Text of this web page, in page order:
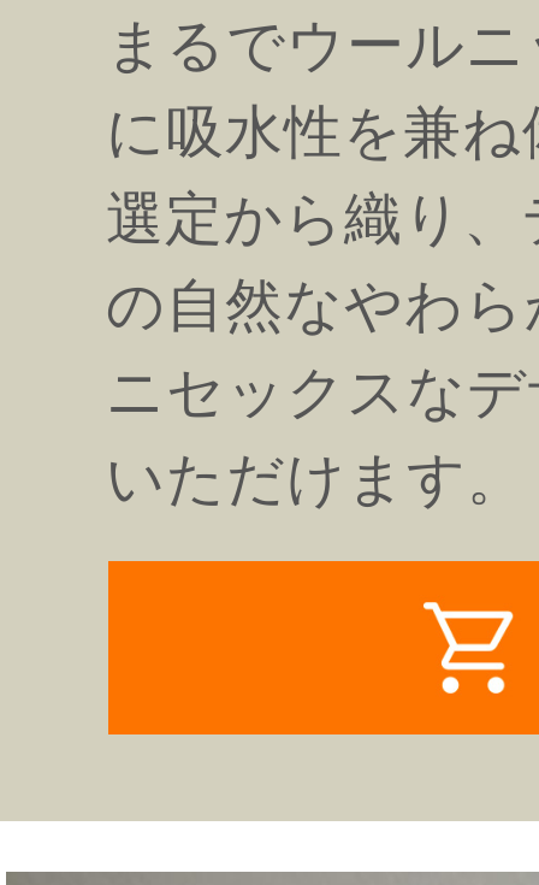
まるでウール
に吸水性を兼
選定から織り
の自然なやわ
ニセックスな
いただけます